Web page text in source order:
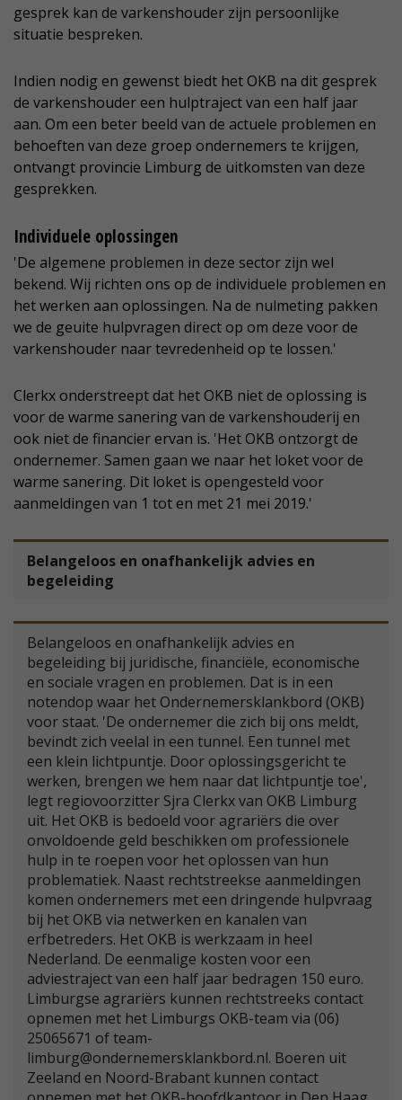
gesprek kan de varkenshouder zijn persoonlijke
situatie bespreken.
Indien nodig en gewenst biedt het OKB na dit gesprek
de varkenshouder een hulptraject van een half jaar
aan. Om een beter beeld van de actuele problemen en
behoeften van deze groep ondernemers te krijgen,
ontvangt provincie Limburg de uitkomsten van deze
gesprekken.
Individuele oplossingen
'De algemene problemen in deze sector zijn wel
bekend. Wij richten ons op de individuele problemen en
het werken aan oplossingen. Na de nulmeting pakken
we de geuite hulpvragen direct op om deze voor de
varkenshouder naar tevredenheid op te lossen.'
Clerkx onderstreept dat het OKB niet de oplossing is
voor de warme sanering van de varkenshouderij en
ook niet de financier ervan is. 'Het OKB ontzorgt de
ondernemer. Samen gaan we naar het loket voor de
warme sanering. Dit loket is opengesteld voor
aanmeldingen van 1 tot en met 21 mei 2019.'
Belangeloos en onafhankelijk advies en
begeleiding
Belangeloos en onafhankelijk advies en
begeleiding bij juridische, financiële, economische
en sociale vragen en problemen. Dat is in een
notendop waar het Ondernemersklankbord (OKB)
voor staat. 'De ondernemer die zich bij ons meldt,
bevindt zich veelal in een tunnel. Een tunnel met
een klein lichtpuntje. Door oplossingsgericht te
werken, brengen we hem naar dat lichtpuntje toe',
legt regiovoorzitter Sjra Clerkx van OKB Limburg
uit. Het OKB is bedoeld voor agrariërs die over
onvoldoende geld beschikken om professionele
hulp in te roepen voor het oplossen van hun
problematiek. Naast rechtstreekse aanmeldingen
komen ondernemers met een dringende hulpvraag
bij het OKB via netwerken en kanalen van
erfbetreders. Het OKB is werkzaam in heel
Nederland. De eenmalige kosten voor een
adviestraject van een half jaar bedragen 150 euro.
Limburgse agrariërs kunnen rechtstreeks contact
opnemen met het Limburgs OKB-team via (06)
25065671 of team-
limburg@ondernemersklankbord.nl. Boeren uit
Zeeland en Noord-Brabant kunnen contact